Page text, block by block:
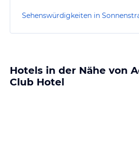
Sehenswürdigkeiten in
Hotels in der Nähe von
Club Hotel